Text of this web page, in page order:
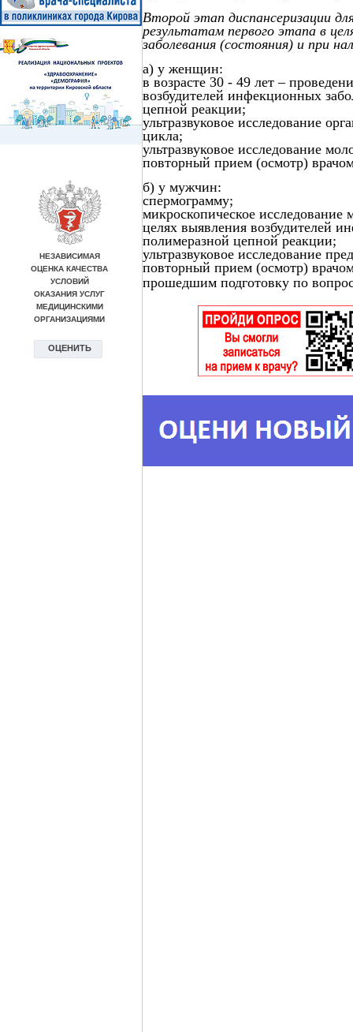
Второй этап диспансеризации
результатам первого этапа в
заболевания (состояния) и при
а) у женщин:
в возрасте 30 - 49 лет –
возбудителей инфекционных
цепной реакции;
ультразвуковое исследование
цикла;
ультразвуковое исследование
повторный прием (осмотр)
б) у мужчин:
спермограмму;
микроскопическое
целях выявления возбудителей
полимеразной цепной реакции;
ультразвуковое исследование
повторный прием (осмотр)
прошедшим подготовку по